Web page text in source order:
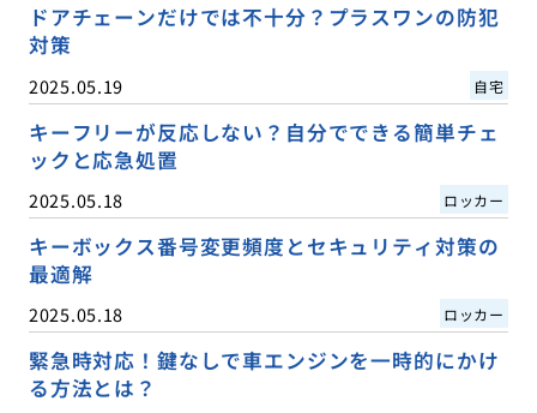
ドアチェーンだけでは不十分？プラスワンの防犯
対策
2025.05.19 自宅
キーフリーが反応しない？自分でできる簡単チェ
ックと応急処置
2025.05.18 ロッカー
キーボックス番号変更頻度とセキュリティ対策の
最適解
2025.05.18 ロッカー
緊急時対応！鍵なしで車エンジンを一時的にかけ
る方法とは？